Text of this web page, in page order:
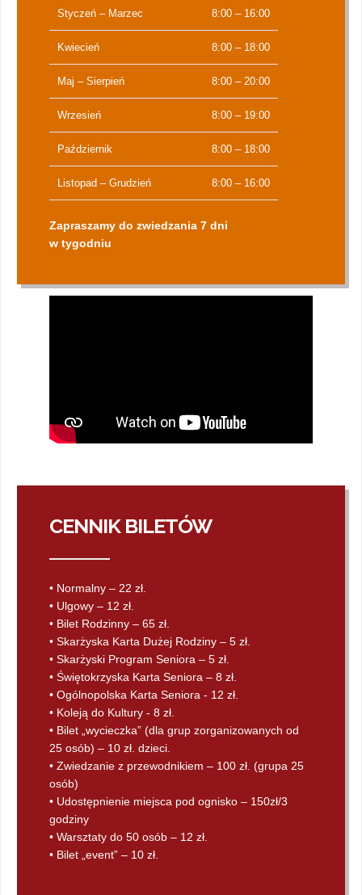
Styczeń – Marzec 8:00 – 16:00
Kwiecień 8:00 – 18:00
Maj – Sierpień 8:00 – 20:00
Wrzesień 8:00 – 19:00
Październik 8:00 – 18:00
Listopad – Grudzień 8:00 – 16:00
Zapraszamy do zwiedzania 7 dni
w tygodniu
CENNIK BILETÓW
• Normalny – 22 zł.
• Ulgowy – 12 zł.
• Bilet Rodzinny – 65 zł.
• Skarżyska Karta Dużej Rodziny – 5 zł.
• Skarżyski Program Seniora – 5 zł.
• Świętokrzyska Karta Seniora – 8 zł.
• Ogólnopolska Karta Seniora - 12 zł.
• Koleją do Kultury - 8 zł.
• Bilet „wycieczka” (dla grup zorganizowanych od
25 osób) – 10 zł. dzieci.
• Zwiedzanie z przewodnikiem – 100 zł. (grupa 25
osób)
• Udostępnienie miejsca pod ognisko – 150zł/3
godziny
• Warsztaty do 50 osób – 12 zł.
• Bilet „event” – 10 zł.